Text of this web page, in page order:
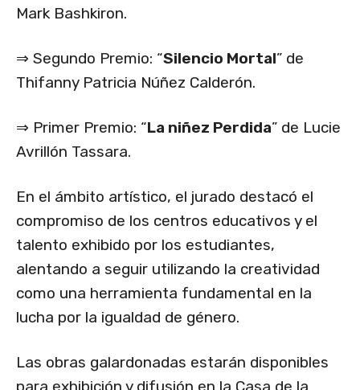
Mark Bashkiron.
⇒ Segundo Premio: “Silencio Mortal” de
Thifanny Patricia Núñez Calderón.
⇒ Primer Premio: “La niñez Perdida” de Lucie
Avrillón Tassara.
En el ámbito artístico, el jurado destacó el
compromiso de los centros educativos y el
talento exhibido por los estudiantes,
alentando a seguir utilizando la creatividad
como una herramienta fundamental en la
lucha por la igualdad de género.
Las obras galardonadas estarán disponibles